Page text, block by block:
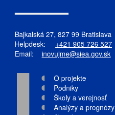
Bajkalská 27, 827 99 Bratislava
Helpdesk: +421 905 726 527
Email: inovujme@siea.gov.sk
O projekte
Podniky
Školy a verejnosť
Analýzy a prognózy